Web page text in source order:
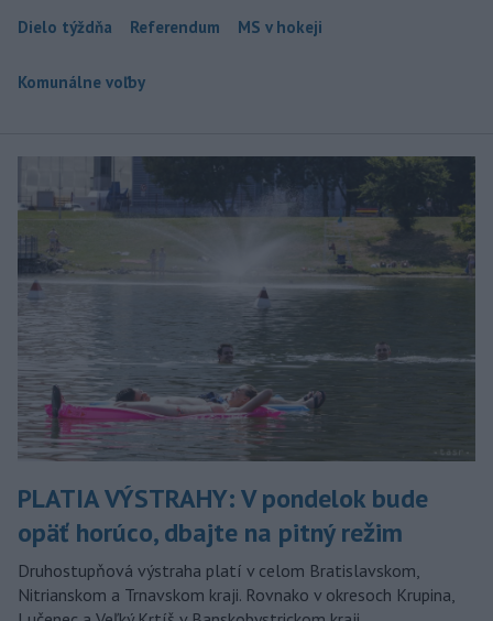
Dielo týždňa Referendum MS v hokeji
Komunálne voľby
PLATIA VÝSTRAHY: V pondelok bude
opäť horúco, dbajte na pitný režim
Druhostupňová výstraha platí v celom Bratislavskom,
Nitrianskom a Trnavskom kraji. Rovnako v okresoch Krupina,